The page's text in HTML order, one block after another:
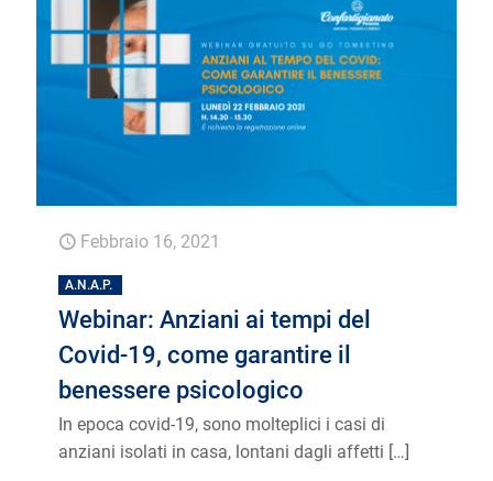
Febbraio 16, 2021
A.N.A.P.
Webinar: Anziani ai tempi del
Covid-19, come garantire il
benessere psicologico
In epoca covid-19, sono molteplici i casi di
anziani isolati in casa, lontani dagli affetti […]